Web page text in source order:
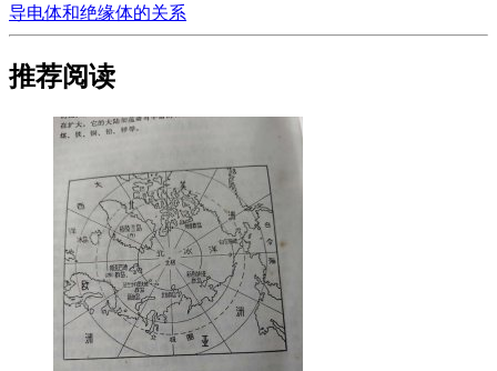
导电体和绝缘体的关系
推荐阅读